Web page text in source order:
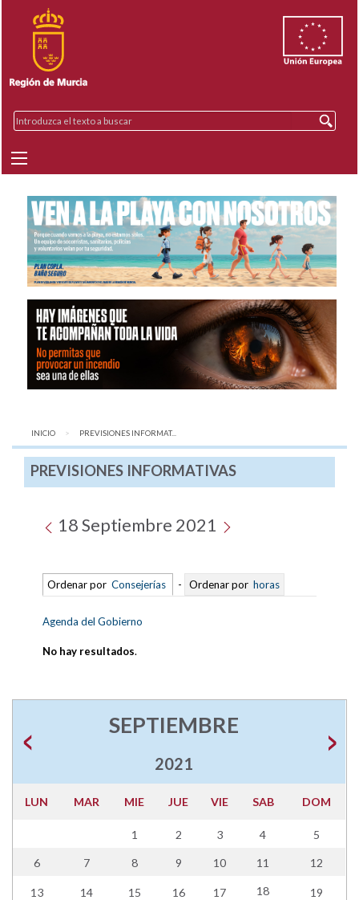
INICIO AQUÍ:
PREVISIONES INFORMAT...
PREVISIONES INFORMATIVAS
18 Septiembre 2021
Ordenar por Consejerías - Ordenar por horas
Agenda del Gobierno
No hay resultados.
SEPTIEMBRE
2021
LUN MAR MIE JUE VIE SAB DOM
1 2 3 4 5
6 7 8 9 10 11 12
13 14 15 16 17 18 19